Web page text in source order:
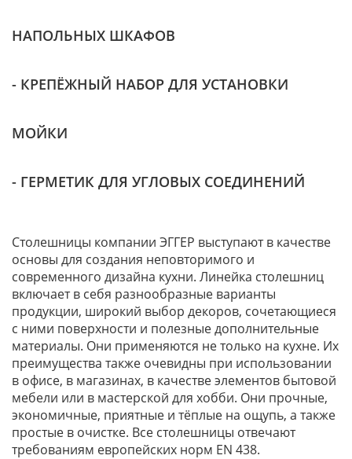
НАПОЛЬНЫХ ШКАФОВ
- КРЕПЁЖНЫЙ НАБОР ДЛЯ УСТАНОВКИ
МОЙКИ
- ГЕРМЕТИК ДЛЯ УГЛОВЫХ СОЕДИНЕНИЙ
Столешницы компании ЭГГЕР выступают в качестве
основы для создания неповторимого и
современного дизайна кухни. Линейка столешниц
включает в себя разнообразные варианты
продукции, широкий выбор декоров, сочетающиеся
с ними поверхности и полезные дополнительные
материалы. Они применяются не только на кухне. Их
преимущества также очевидны при использовании
в офисе, в магазинах, в качестве элементов бытовой
мебели или в мастерской для хобби. Они прочные,
экономичные, приятные и тёплые на ощупь, а также
простые в очистке. Все столешницы отвечают
требованиям европейских норм EN 438.